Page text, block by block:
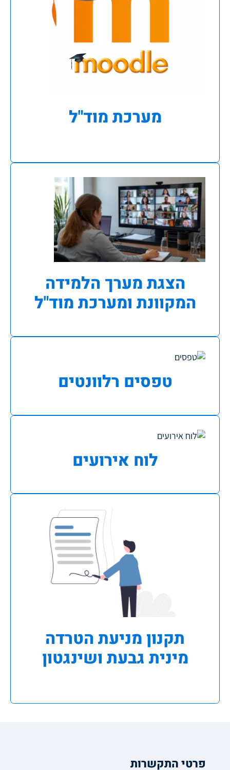
מערכת מוד"ל
הצגת מערך הלמידה
המקוונת ומערכת מוד"ל
טפסים רלוונטים
לוח אירועים
תקנון מניעת הטרדה
מינית גבעת ושינגטון
פרטי התקשרות